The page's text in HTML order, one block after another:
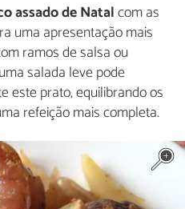
assado de Natalcom as
uma apresentação mais
ramos de salsa ou
salada leve pode
este prato, equilibrando os
refeição mais completa.